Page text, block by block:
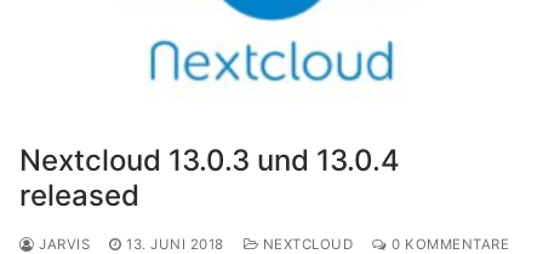
Nextcloud 13.0.3 und 13.0.4
released
JARVIS 13. JUNI 2018 NEXTCLOUD 0 KOMMENTARE